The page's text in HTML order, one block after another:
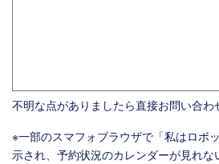
不明な点がありましたら直接お問い合わ
※一部のスマフォブラウザで「私はロボ
示され、予約状況のカレンダーが見れな